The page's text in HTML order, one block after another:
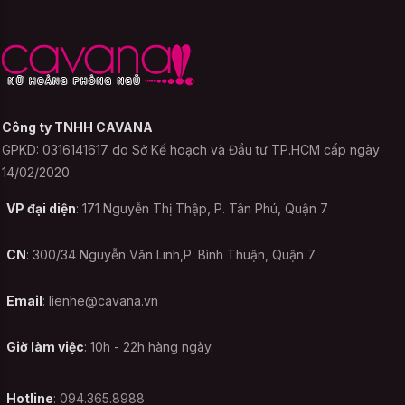
cảm Ngây Thơ - Đỏ như
thế nào ?
Những bộ đồ ngủ, đồ cosplay, Đầm ngủ
phòng the siêu mỏng như Đầm ngủ gợi
cảm Ngây Thơ - Đỏ sau khi mặc cần tránh
cho vào sọt quần áo bẩn hoặc tránh cho
thẳng vào lồng giặt trong thời gian đợi giặt.
Điều này vô tình tạo ra môi trường thuận
lợi cho vi khẩu và nấm mốc phát triển, hình
thành nên vết thâm kim trên áo. Tốt nhất
không gian riêng khô, thoáng. Sự kết hợp
Công ty TNHH CAVANA
GPKD: 0316141617 do Sở Kế hoạch và Đầu tư TP.HCM cấp ngày
14/02/2020
VP đại diện: 171 Nguyễn Thị Thập, P. Tân Phú, Quận 7
CN: 300/34 Nguyễn Văn Linh,P. Bình Thuận, Quận 7
Email: lienhe@cavana.vn
Giờ làm việc: 10h - 22h hàng ngày.
Hotline: 094.365.8988